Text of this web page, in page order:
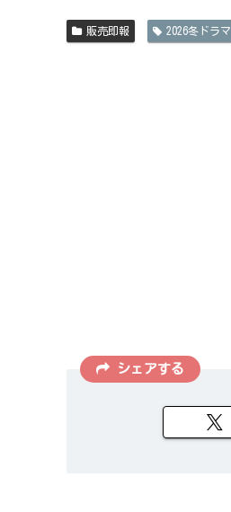
販売即報 2026冬ドラマ
シェアする